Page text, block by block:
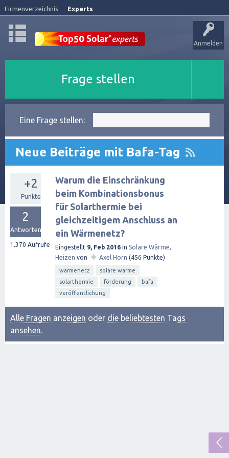
Firmenverzeichnis Experts
Anmelden
Frage stellen
Eine Frage stellen:
Neue Beiträge mit Bafa-Tag
+2
Punkte
2
Antworten
1.370 Aufrufe
Warum die Einschränkung
beim Kombinationsbonus
für Solarthermie bei
gleichzeitigem Anschluss an
ein Wärmenetz?
Eingestellt 9, Feb 2016 in Solare Wärme,
Heizen von ✦ Axel Horn (456 Punkte)
wärmenetz
solare wärme
solarthermie
förderung
bafa
veröffentlichung
Alle Fragen anzeigen oder die beliebtesten Tags
ansehen.